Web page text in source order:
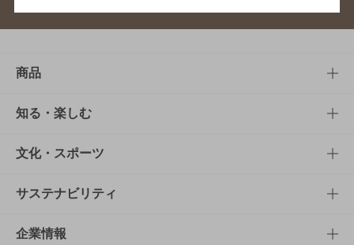
商品
商品TOP
商品一覧
商品発売情報
栄養成分一覧
知る・楽しむ
知る・楽しむTOP
キャンペーン
工場見学
文化・スポーツ
文化・スポーツTOP
サントリーホール
サステナビリティ
サステナビリティTOP
企業情報